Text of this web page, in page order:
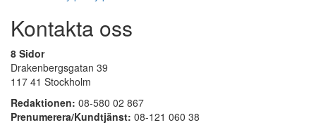
Kontakta oss
8 Sidor
Drakenbergsgatan 39
117 41 Stockholm
Redaktionen: 08-580 02 867
Prenumerera/Kundtjänst: 08-121 060 38